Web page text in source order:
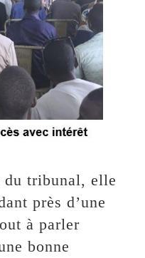
du tribunal, elle
près d’une
à parler
bonne